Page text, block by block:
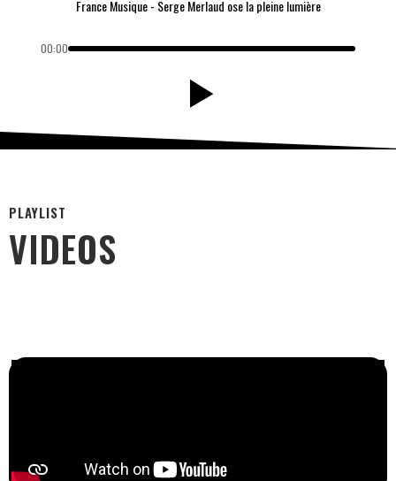
France Musique - Serge Merlaud ose la pleine lumière
00:00
PLAYLIST
VIDEOS